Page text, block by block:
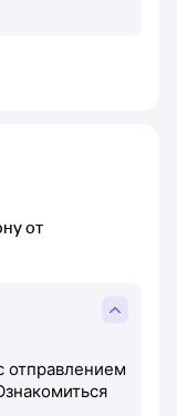
от
отправлением